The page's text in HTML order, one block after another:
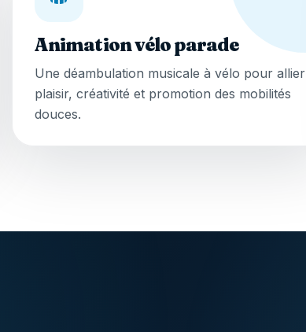
Animation vélo parade
Une déambulation musicale à vélo pour allier
plaisir, créativité et promotion des mobilités
douces.